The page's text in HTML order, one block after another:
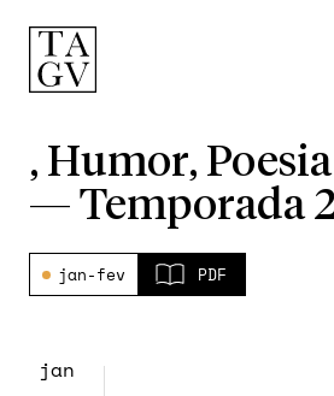
, Humor,
— Temporada
jan-fev PDF
jan